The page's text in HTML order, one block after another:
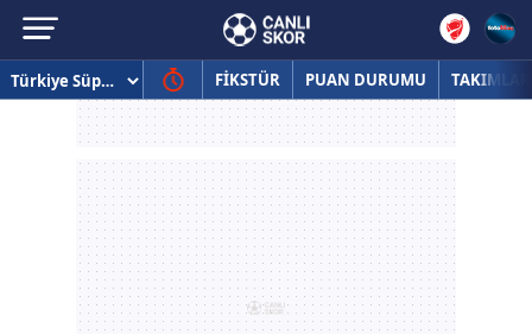
FİKSTÜR PUAN DURUMU TAKIMLAR